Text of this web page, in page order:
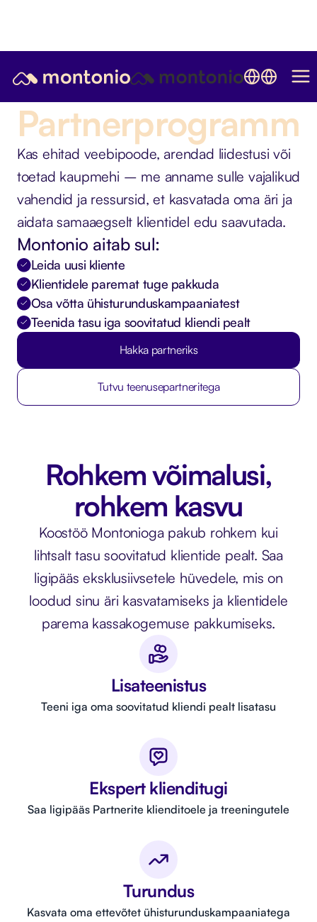
Partnerprogramm
Kas ehitad veebipoode, arendad liidestusi või
toetad kaupmehi – me anname sulle vajalikud
vahendid ja ressursid, et kasvatada oma äri ja
aidata samaaegselt klientidel edu saavutada.
Montonio aitab sul:
Leida uusi kliente
Klientidele paremat tuge pakkuda
Osa võtta ühisturunduskampaaniatest
Teenida tasu iga soovitatud kliendi pealt
Hakka partneriks
Tutvu teenusepartneritega
Rohkem võimalusi,
rohkem kasvu
Koostöö Montonioga pakub rohkem kui
lihtsalt tasu soovitatud klientide pealt. Saa
ligipääs eksklusiivsetele hüvedele, mis on
loodud sinu äri kasvatamiseks ja klientidele
parema kassakogemuse pakkumiseks.
Lisateenistus
Teeni iga oma soovitatud kliendi pealt lisatasu
Ekspert klienditugi
Saa ligipääs Partnerite klienditoele ja treeningutele
Turundus
Kasvata oma ettevõtet ühisturunduskampaaniatega